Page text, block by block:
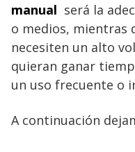
manual será la
o medios, mientras
necesiten un alto
quieran ganar
un uso frecuente o
A continuación